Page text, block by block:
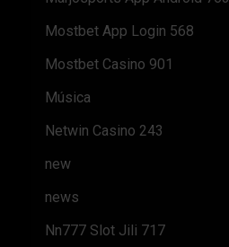
Mostbet App Login 568
Mostbet Casino 901
Música
Netwin Casino 243
new
news
Nn777 Slot Jili 717